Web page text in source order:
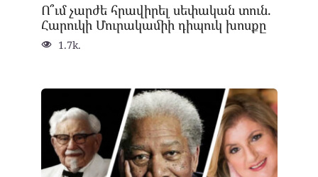
Ո՞ւմ չարժե հրավիրել սեփական տուն.
Հարուկի Մուրակամիի դիպուկ խոսքը
1.7k.